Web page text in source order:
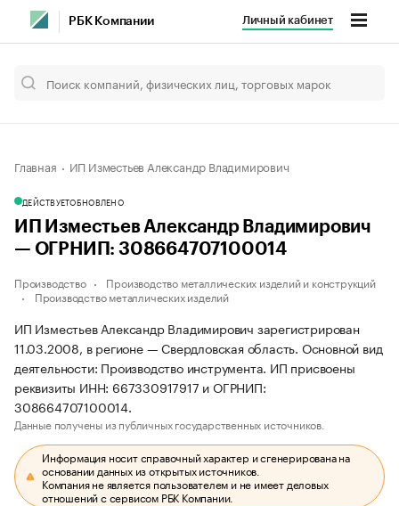
РБК Компании Личный кабинет
Главная ИП Изместьев Александр Владимирович
ДЕЙСТВУЕТОБНОВЛЕНО
ИП Изместьев Александр Владимирович
— ОГРНИП: 308664707100014
Производство
Производство металлических изделий и конструкций
Производство металлических изделий
ИП Изместьев Александр Владимирович зарегистрирован
11.03.2008, в регионе — Свердловская область. Основной вид
деятельности: Производство инструмента. ИП присвоены
реквизиты ИНН: 667330917917 и ОГРНИП:
308664707100014.
Данные получены из публичных государственных источников.
Информация носит справочный характер и сгенерирована на
основании данных из открытых источников.
Компания не является пользователем и не имеет деловых
отношений с сервисом РБК Компании.